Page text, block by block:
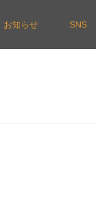
お知らせ SNS